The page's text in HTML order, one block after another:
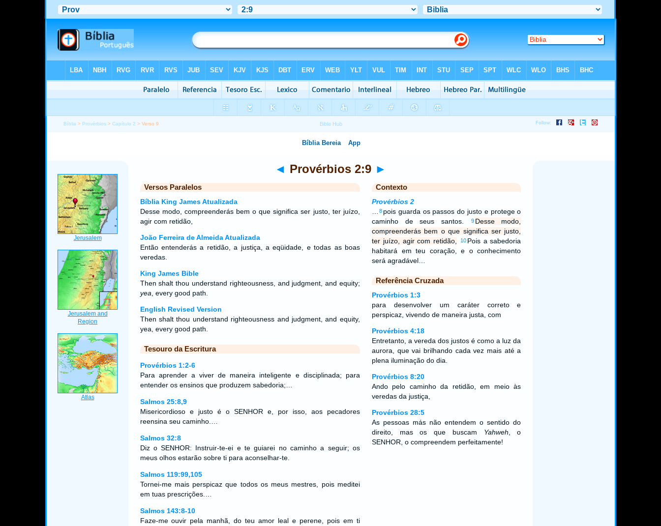
Bíblia > Provérbios >Capítulo 2 > Verso 9
◄ Provérbios 2:9 ►
Versos Paralelos
Bíblia King James Atualizada
Desse modo, compreenderás bem o que significa ser justo, ter juízo,
agir com retidão,
João Ferreira de Almeida Atualizada
Então entenderás a retidão, a justiça, a eqüidade, e todas as boas
veredas.
King James Bible
Then shalt thou understand righteousness, and judgment, and equity;
yea , every good path.
English Revised Version
Then shalt thou understand righteousness and judgment, and equity,
yea, every good path.
Tesouro da Escritura
Provérbios 1:2-6
Para aprender a viver de maneira inteligente e disciplinada; para
entender os ensinos que produzem sabedoria;…
Salmos 25:8,9
Misericordioso e justo é o SENHOR e, por isso, aos pecadores
reensina seu caminho.…
Salmos 32:8
Diz o SENHOR: Instruir-te-ei e te guiarei no caminho a seguir; os
meus olhos estarão sobre ti para aconselhar-te.
Salmos 119:99,105
Tornei-me mais perspicaz que todos os meus mestres, pois meditei
em tuas prescrições.…
Salmos 143:8-10
Faze-me ouvir pela manhã, do teu amor leal e perene, pois em ti
Contexto
Provérbios 2
8 pois guarda os passos do justo e protege o
caminho de seus santos.
9 Desse modo,
compreenderás bem o que significa ser justo,
ter juízo, agir com retidão,
10 Pois a sabedoria
habitará em teu coração, e o conhecimento
será agradável…
Referência Cruzada
Provérbios 1:3
para desenvolver um caráter correto e
perspicaz, vivendo de maneira justa, com
Provérbios 4:18
Entretanto, a vereda dos justos é como a luz da
aurora, que vai brilhando cada vez mais até a
plena iluminação do dia.
Provérbios 8:20
Ando pelo caminho da retidão, em meio às
veredas da justiça,
Provérbios 28:5
As pessoas más não entendem o sentido do
direito, mas os que buscam Yahweh , o
SENHOR, o compreendem perfeitamente!